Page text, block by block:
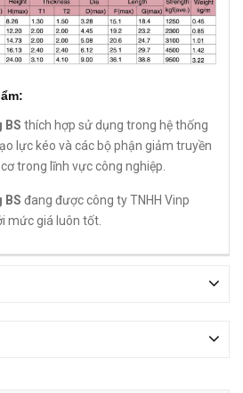
BS thích hợp sử dụng trong hệ thống
lực kéo và các bộ phận giảm truyền
trong lĩnh vực công nghiệp.
BS đang được công ty TNHH Vinp
mức giá luôn tốt.